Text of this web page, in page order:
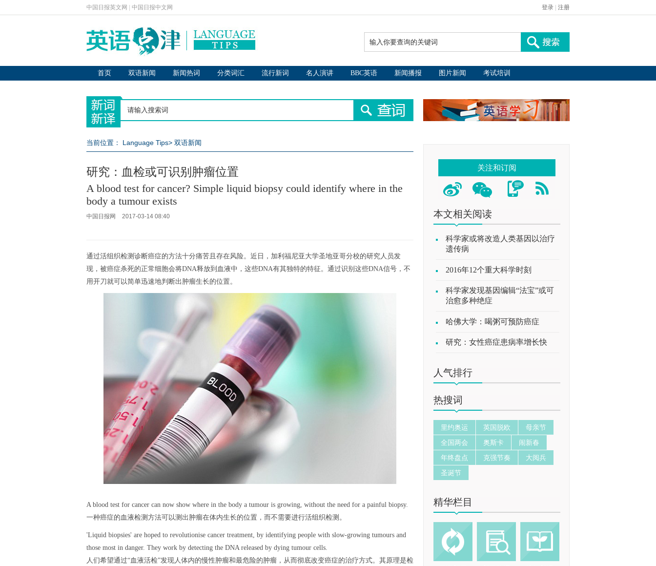
中国日报英文网 中国日报中文网 登录 注册
首页 双语新闻 新闻热词 分类词汇 流行新词 名人演讲 BBC英语 新闻播报 图片新闻 考试培训
当前位置： Language Tips> 双语新闻
研究：血检或可识别肿瘤位置
A blood test for cancer? Simple liquid biopsy could identify where in the
body a tumour exists
中国日报网 2017-03-14 08:40
通过活组织检测诊断癌症的方法十分痛苦且存在风险。近日，加利福尼亚大学圣地亚哥分校的研究人员发
现，被癌症杀死的正常细胞会将DNA释放到血液中，这些DNA有其独特的特征。通过识别这些DNA信号，不
用开刀就可以简单迅速地判断出肿瘤生长的位置。
A blood test for cancer can now show where in the body a tumour is growing, without the need for a painful biopsy.
一种癌症的血液检测方法可以测出肿瘤在体内生长的位置，而不需要进行活组织检测。
'Liquid biopsies' are hoped to revolutionise cancer treatment, by identifying people with slow-growing tumours and
those most in danger. They work by detecting the DNA released by dying tumour cells.
人们希望通过“血液活检”发现人体内的慢性肿瘤和最危险的肿瘤，从而彻底改变癌症的治疗方式。其原理是检
关注和订阅
本文相关阅读
科学家或将改造人类基因以治疗
遗传病
2016年12个重大科学时刻
科学家发现基因编辑“法宝”或可
治愈多种绝症
哈佛大学：喝粥可预防癌症
研究：女性癌症患病率增长快
人气排行
热搜词
里约奥运 英国脱欧
母亲节
全国两会
奥斯卡
闹新春
年终盘点
克强节奏
大阅兵
圣诞节
精华栏目